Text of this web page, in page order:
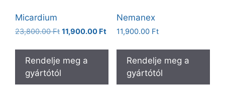
Micardium
23,800.00Ft Original
was:
23,800.00 Ft.
11,900.00 Ft Current
is:
11,900.00 Ft.
Rendelje meg a
gyártótól
Nemanex
11,900.00 Ft
Rendelje meg a
gyártótól